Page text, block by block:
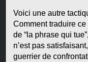
Voici une autre
Comment traduire
de “la phrase qui
n’est pas
guerrier de